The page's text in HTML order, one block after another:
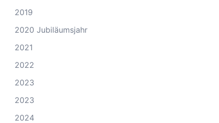
2019
2020 Jubiläumsjahr
2021
2022
2023
2023
2024